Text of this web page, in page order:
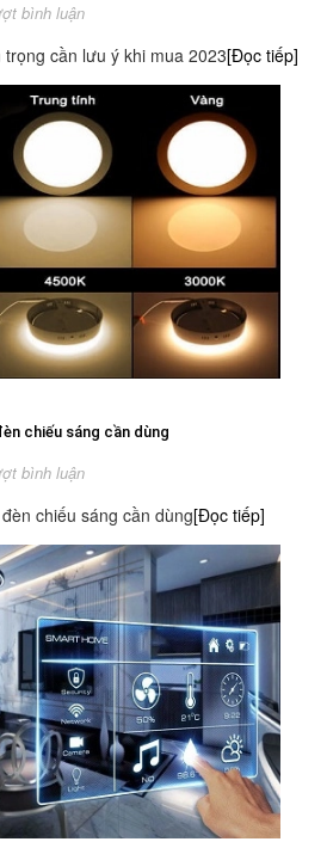
bình luận
cần lưu ý khi mua 2023[Đọc tiếp]
chiếu sáng cần dùng
bình luận
chiếu sáng cần dùng[Đọc tiếp]